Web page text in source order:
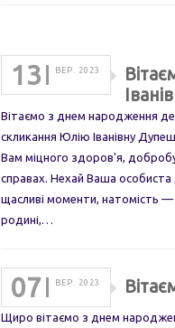
13 ВЕР. 2023
Вітаємо з днем народження
скликання Юлію Іванівну
Вам міцного здоров'я,
справах. Нехай Ваша
щасливі моменти, натомість —
родині,…
07 ВЕР. 2023
Щиро вітаємо з днем